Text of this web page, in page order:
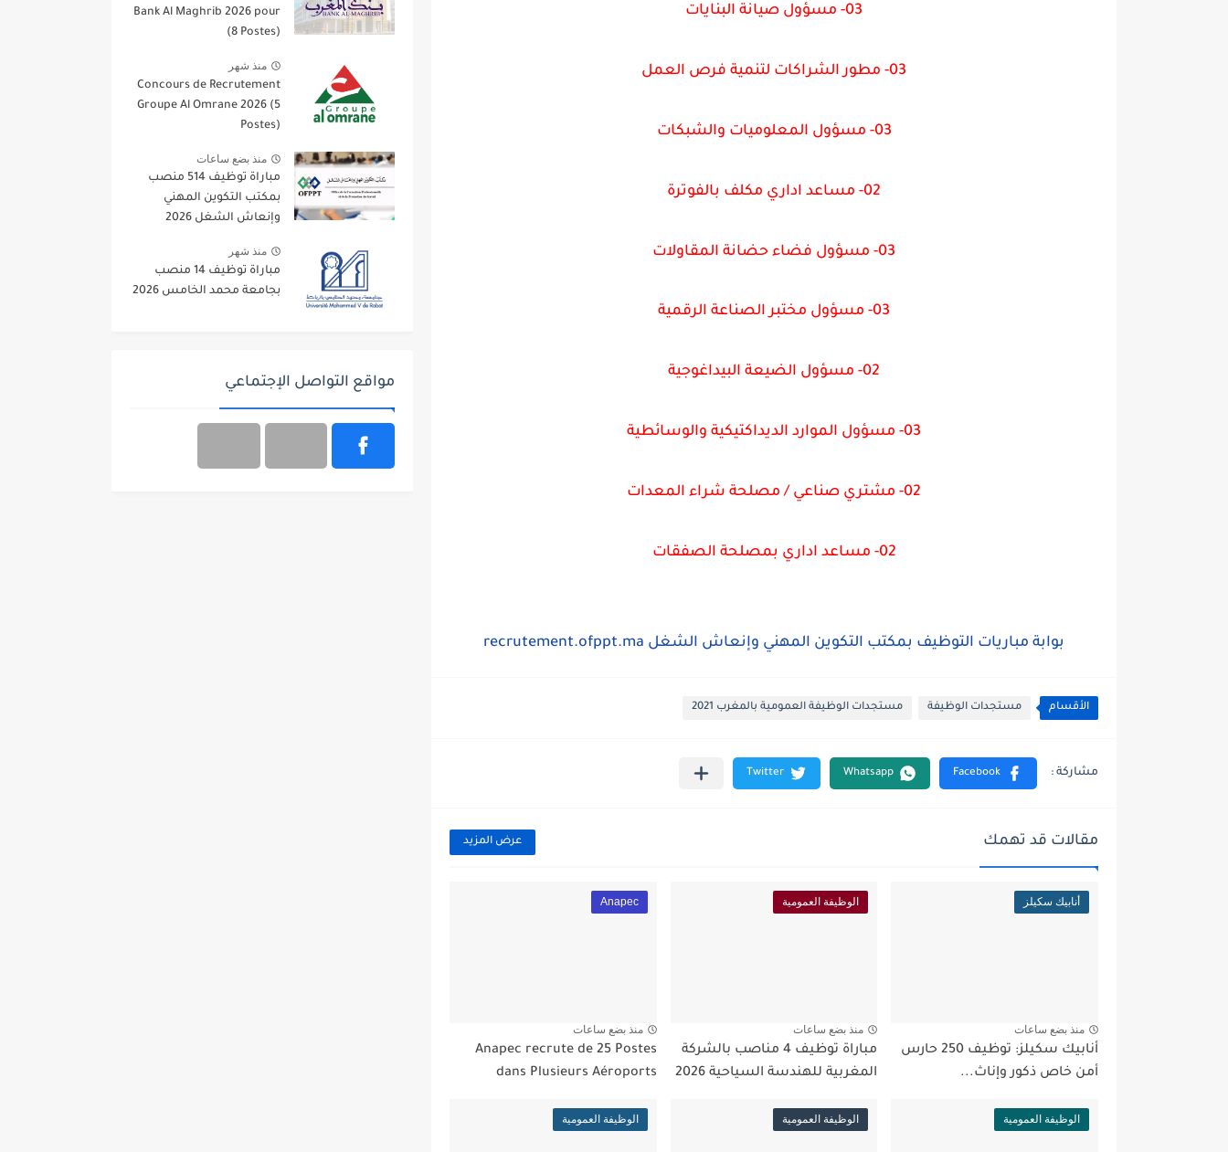
03- مسؤول صيانة البنايات
03- مطور الشراكات لتنمية فرص العمل
03- مسؤول المعلوميات والشبكات
02- مساعد اداري مكلف بالفوترة
03- مسؤول فضاء حضانة المقاولات
03- مسؤول مختبر الصناعة الرقمية
02- مسؤول الضيعة البيداغوجية
03- مسؤول الموارد الديداكتيكية والوسائطية
02- مشتري صناعي / مصلحة شراء المعدات
02- مساعد اداري بمصلحة الصفقات
بوابة مباريات التوظيف بمكتب التكوين المهني وإنعاش الشغل recrutement.ofppt.ma
الأقسام مستجدات الوظيفة مستجدات الوظيفة العمومية بالمغرب 2021
مقالات قد تهمك عرض المزيد
أنابيك سكيلز
منذ بضع ساعات
أنابيك سكيلز: توظيف 250 حارس
أمن خاص ذكور وإناث...
الوظيفة العمومية
منذ بضع ساعات
مباراة توظيف 4 مناصب بالشركة
المغربية للهندسة السياحية 2026
Anapec
منذ بضع ساعات
Anapec recrute de 25 Postes
dans Plusieurs Aéroports
الوظيفة العمومية الوظيفة العمومية الوظيفة العمومية
Bank Al Maghrib 2026 pour
(8 Postes)
منذ شهر
Concours de Recrutement
Groupe Al Omrane 2026 (5
Postes)
منذ بضع ساعات
مباراة توظيف 514 منصب
بمكتب التكوين المهني
وإنعاش الشغل 2026
منذ شهر
مباراة توظيف 14 منصب
بجامعة محمد الخامس 2026
مواقع التواصل الإجتماعي